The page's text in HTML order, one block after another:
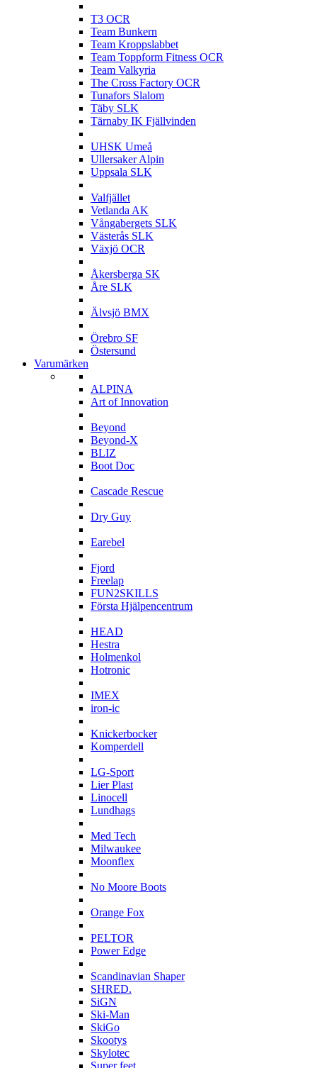
T3 OCR
Team Bunkern
Team Kroppslabbet
Team Toppform Fitness OCR
Team Valkyria
The Cross Factory OCR
Tunafors Slalom
Täby SLK
Tärnaby IK Fjällvinden
UHSK Umeå
Ullersaker Alpin
Uppsala SLK
Valfjället
Vetlanda AK
Vångabergets SLK
Västerås SLK
Växjö OCR
Åkersberga SK
Åre SLK
Älvsjö BMX
Örebro SF
Östersund
Varumärken
ALPINA
Art of Innovation
Beyond
Beyond-X
BLIZ
Boot Doc
Cascade Rescue
Dry Guy
Earebel
Fjord
Freelap
FUN2SKILLS
Första Hjälpencentrum
HEAD
Hestra
Holmenkol
Hotronic
IMEX
iron-ic
Knickerbocker
Komperdell
LG-Sport
Lier Plast
Linocell
Lundhags
Med Tech
Milwaukee
Moonflex
No Moore Boots
Orange Fox
PELTOR
Power Edge
Scandinavian Shaper
SHRED.
SiGN
Ski-Man
SkiGo
Skootys
Skylotec
Super feet